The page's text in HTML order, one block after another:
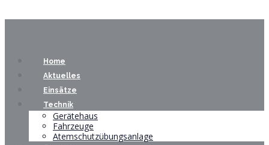
Home
Aktuelles
Einsätze
Technik
Gerätehaus
Fahrzeuge
Atemschutzübungsanlage